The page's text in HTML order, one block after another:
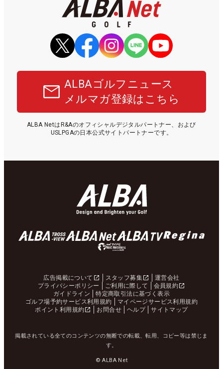
ALBAゴルフニュース
メルマガ登録はこちら
ALBA NetはR&Aのオフィシャルデジタルパートナー、および
USLPGAの日本公式サイトパートナーです。
広告掲載について スタッフ募集
運営会社
プライバシーポリシー
ご利用に際して
会員規約
ガイドライン
特定商取引法に基づく表示
ゴルフ場予約サービス利用規約
マイページサービス利用規約
ポイント利用規約
お問合せ ヘルプ サイトマップ
掲載されている全てのコンテンツの無断での転載、転用、コピー等は禁じま
す。
© ALBA Net